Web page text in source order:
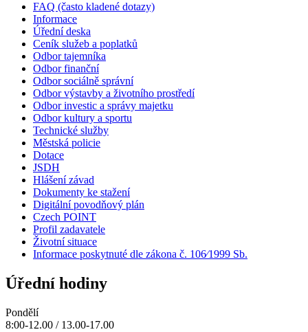
FAQ (často kladené dotazy)
Informace
Úřední deska
Ceník služeb a poplatků
Odbor tajemníka
Odbor finanční
Odbor sociálně správní
Odbor výstavby a životního prostředí
Odbor investic a správy majetku
Odbor kultury a sportu
Technické služby
Městská policie
Dotace
JSDH
Hlášení závad
Dokumenty ke stažení
Digitální povodňový plán
Czech POINT
Profil zadavatele
Životní situace
Informace poskytnuté dle zákona č. 106⁄1999 Sb.
Úřední hodiny
Pondělí
8:00-12.00 / 13.00-17.00